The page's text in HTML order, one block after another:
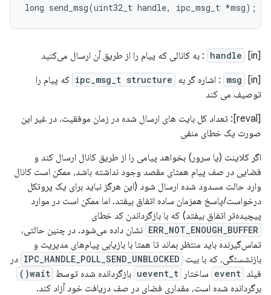
long send_msg(uint32_t handle, ipc_msg_t *msg);
[in]
handle : به کانالی که پیام را از طریق آن ارسال می‌کنید
[in]
msg : اشاره گر به ipc_msg_t structure که پیام را
توصیف می کند
[reval]: تعداد کل بایت های ارسال شده در زمان موفقیت. در غیر این
صورت یک خطای منفی
اگر کلاینت (یا سرور) بخواهد پیامی را از طریق کانال ارسال کند و
فضایی در صف پیام همتای مقصد وجود نداشته باشد، ممکن است کانال
وارد حالت مسدود شده ارسال شود (این هرگز نباید برای یک پروتکل
درخواست/پاسخ همزمان ساده اتفاق بیفتد. اما ممکن است در موارد
پیچیده‌تر اتفاق بیفتد) که با بازگرداندن کد خطای
ERR_NOT_ENOUGH_BUFFER نشان داده می‌شود. در چنین حالتی،
تماس‌گیرنده باید منتظر بماند تا همتا با بازیابی پیام‌های مدیریت و
بازنشستگی، که با بیت IPC_HANDLE_POLL_SEND_UNBLOCKED در
فیلد event ساختار uevent_t بازگردانده شده توسط wait()
برگردانده شده است، مقداری فضای در صف دریافت خود آزاد کند.